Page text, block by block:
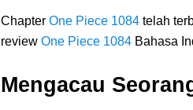
Profil Slamet Rahardjo, Aktor
Resep Roti Panggang, Sangat
Chapter One Piece 1084 telah
review One Piece 1084 Bahasa
Mengacau